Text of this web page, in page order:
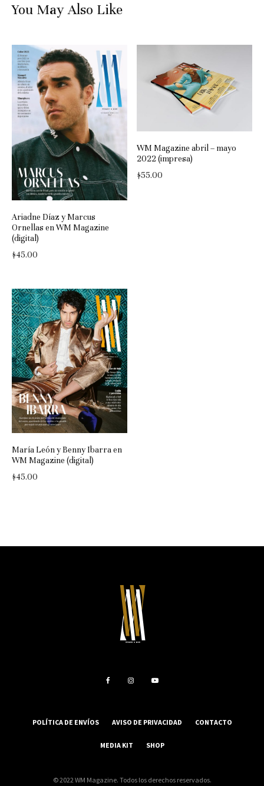
You May Also Like
Ariadne Díaz y Marcus
Ornellas en WM Magazine
(digital)
$45.00
WM Magazine abril – mayo
2022 (impresa)
$55.00
María León y Benny Ibarra en
WM Magazine (digital)
$45.00
POLÍTICA DE ENVÍOS AVISO DE PRIVACIDAD CONTACTO
MEDIA KIT SHOP
© 2022 WM Magazine. Todos los derechos reservados.